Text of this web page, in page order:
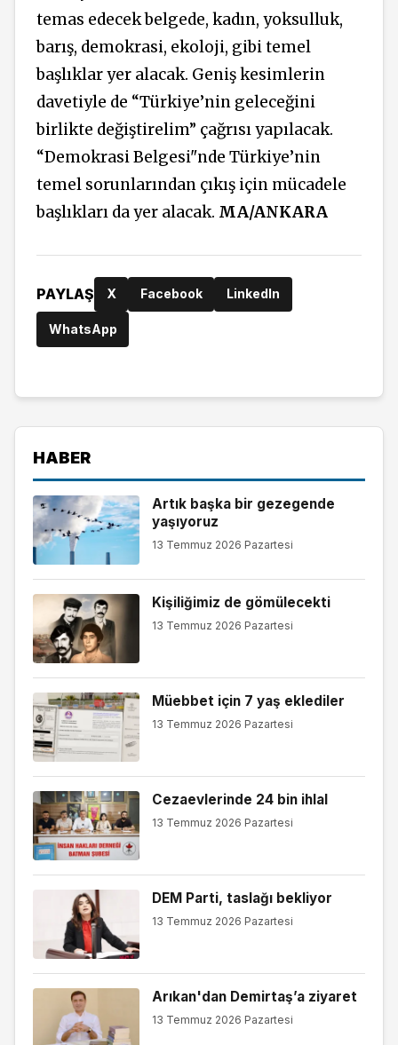
temas edecek belgede, kadın, yoksulluk,
barış, demokrasi, ekoloji, gibi temel
başlıklar yer alacak. Geniş kesimlerin
davetiyle de “Türkiye’nin geleceğini
birlikte değiştirelim” çağrısı yapılacak.
“Demokrasi Belgesi"nde Türkiye’nin
temel sorunlarından çıkış için mücadele
başlıkları da yer alacak. MA/ANKARA
PAYLAŞ X Facebook LinkedIn
WhatsApp
HABER
Artık başka bir gezegende
yaşıyoruz
13 Temmuz 2026 Pazartesi
Kişiliğimiz de gömülecekti
13 Temmuz 2026 Pazartesi
Müebbet için 7 yaş eklediler
13 Temmuz 2026 Pazartesi
Cezaevlerinde 24 bin ihlal
13 Temmuz 2026 Pazartesi
DEM Parti, taslağı bekliyor
13 Temmuz 2026 Pazartesi
Arıkan'dan Demirtaş’a ziyaret
13 Temmuz 2026 Pazartesi